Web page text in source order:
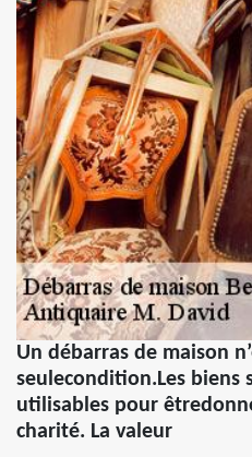
Un débarras de maison
seulecondition.Les biens
utilisables pour
charité. La valeur